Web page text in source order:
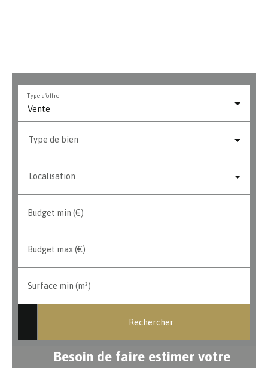
Vente
Type d'offre
Type de bien
Localisation
Budget min (€)
Budget max (€)
Surface min (m²)
Rechercher
Besoin de faire estimer votre